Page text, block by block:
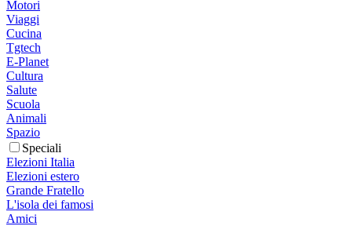
Motori
Viaggi
Cucina
Tgtech
E-Planet
Cultura
Salute
Scuola
Animali
Spazio
Speciali
Elezioni Italia
Elezioni estero
Grande Fratello
L'isola dei famosi
Amici